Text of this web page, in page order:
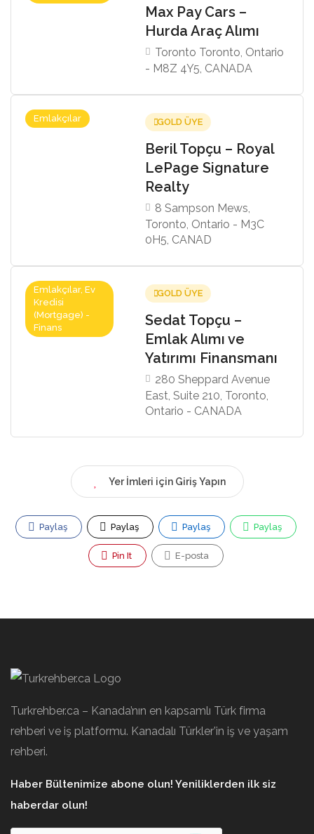
Max Pay Cars –
Hurda Araç Alımı
Toronto Toronto, Ontario
- M8Z 4Y5, CANADA
Emlakçılar GOLD ÜYE
Beril Topçu – Royal
LePage Signature
Realty
8 Sampson Mews,
Toronto, Ontario - M3C
0H5, CANAD
Emlakçılar, Ev
Kredisi
(Mortgage) -
Finans
GOLD ÜYE
Sedat Topçu –
Emlak Alımı ve
Yatırımı Finansmanı
280 Sheppard Avenue
East, Suite 210, Toronto,
Ontario - CANADA
Yer İmleri için Giriş Yapın
Paylaş Paylaş Paylaş Paylaş
Pin It E-posta
Turkrehber.ca – Kanada’nın en kapsamlı Türk firma
rehberi ve iş platformu. Kanadalı Türkler’in iş ve yaşam
rehberi.
Haber Bültenimize abone olun! Yeniliklerden ilk siz
haberdar olun!